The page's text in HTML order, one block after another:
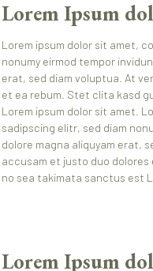
Lorem Ipsum
Lorem ipsum dolor sit amet,
nonumy eirmod tempor
erat, sed diam voluptua. At
et ea rebum. Stet clita kasd
Lorem ipsum dolor sit amet.
sadipscing elitr, sed diam
dolore magna aliquyam erat,
accusam et justo duo
no sea takimata sanctus est
Lorem Ipsum